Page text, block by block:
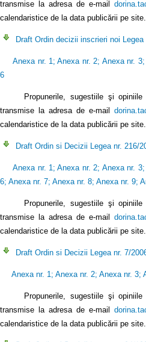
transmise la adresa de e-mail
calendaristice de la data publicării pe
Draft Ordin decizii inscrieri noi Legea
Anexa nr. 1 ;Anexa nr. 2; Anexa nr. 3
6
Propunerile, sugestiile şi opiniile
transmise la adresa de e-mail
calendaristice de la data publicării pe
Draft Ordin si Decizii Legea nr. 216/
Anexa nr. 1 ;Anexa nr. 2; Anexa nr. 3
6; Anexa nr. 7; Anexa nr. 8; Anexa nr. 9;
Propunerile, sugestiile şi opiniile
transmise la adresa de e-mail
calendaristice de la data publicării pe
Draft Ordin si Decizii Legea nr. 7/
Anexa nr. 1 ; Anexa nr. 2; Anexa nr. 3;
Propunerile, sugestiile şi
transmise la adresa de e-mail
calendaristice de la data publicării pe